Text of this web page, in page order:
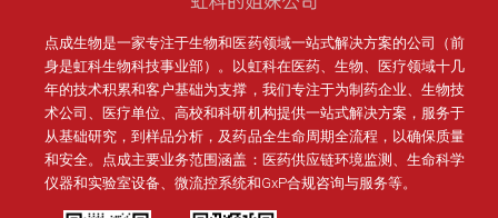
点成生物是一家专注于生物和医药领域一站式解决方案的公司（前
身是虹科生物科技事业部）。
以虹科在医药、生物、医疗领域十几
年的技术积累和客户基础为支撑，我们专注于为制药企业、生物技
术公司、医疗单位、高校和科研机构提供一站式解决方案，服务于
从基础研究，到样品分析，及药品全生命周期全流程，以确保质量
和安全。点成主要业务范围涵盖：医药供应链环境监测、生命科学
仪器和实验室设备、微流控系统和GxP合规咨询与服务等。